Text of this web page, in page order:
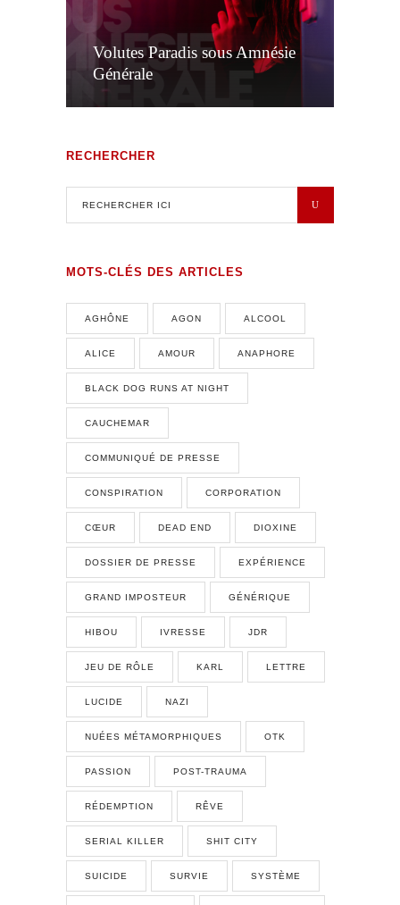
Volutes Paradis sous Amnésie
Générale
RECHERCHER
MOTS-CLÉS DES ARTICLES
AGHÔNE AGON ALCOOL
ALICE AMOUR ANAPHORE
BLACK DOG RUNS AT NIGHT
CAUCHEMAR
COMMUNIQUÉ DE PRESSE
CONSPIRATION CORPORATION
CŒUR DEAD END DIOXINE
DOSSIER DE PRESSE EXPÉRIENCE
GRAND IMPOSTEUR GÉNÉRIQUE
HIBOU IVRESSE JDR
JEU DE RÔLE KARL LETTRE
LUCIDE NAZI
NUÉES MÉTAMORPHIQUES OTK
PASSION POST-TRAUMA
RÉDEMPTION RÊVE
SERIAL KILLER SHIT CITY
SUICIDE SURVIE SYSTÈME